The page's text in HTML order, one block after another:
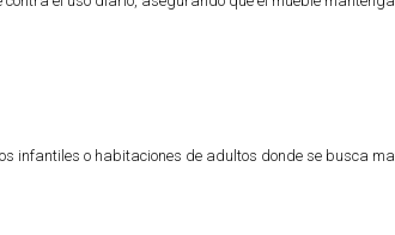
infantiles o habitaciones de adultos donde se busca